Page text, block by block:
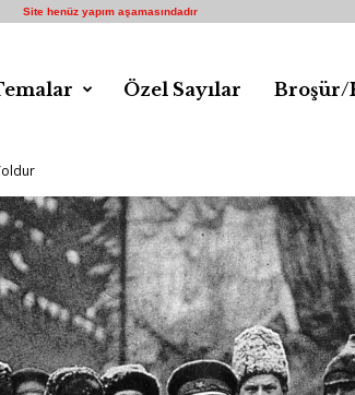
Site henüz yapım aşamasındadır
Özel Sayılar Broşür/